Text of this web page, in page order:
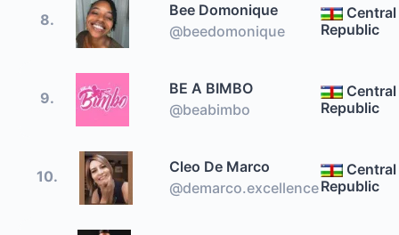
8.
Bee Domonique
@beedomonique
Republic
9.
BE A BIMBO
@beabimbo
Republic
10.
Cleo De Marco
@demarco.excellenceRepublic